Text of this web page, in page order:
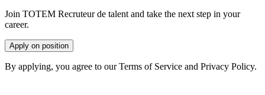
Join TOTEM Recruteur de talent and take the next step in your
career.
Apply on position
By applying, you agree to our Terms of Service and Privacy Policy.